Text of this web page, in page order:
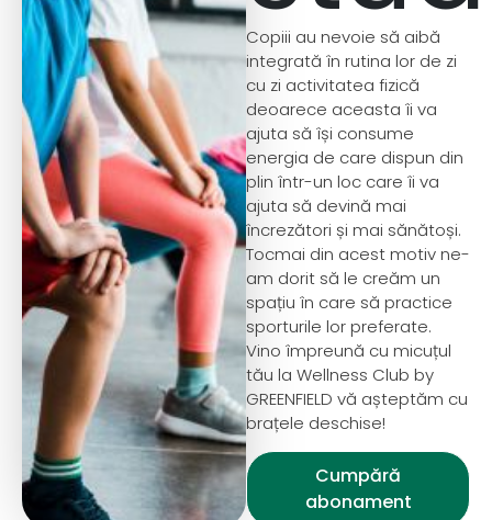
Copiii au nevoie să aibă
integrată în rutina lor de zi
cu zi activitatea fizică
deoarece aceasta îi va
ajuta să își consume
energia de care dispun din
plin într-un loc care îi va
ajuta să devină mai
încrezători și mai sănătoși.
Tocmai din acest motiv ne-
am dorit să le creăm un
spațiu în care să practice
sporturile lor preferate.
Vino împreună cu micuțul
tău la Wellness Club by
GREENFIELD vă așteptăm cu
brațele deschise!
Cumpără
abonament